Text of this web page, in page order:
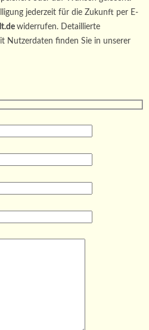
jederzeit für die Zukunft per E-
widerrufen. Detaillierte
Nutzerdaten finden Sie in unserer